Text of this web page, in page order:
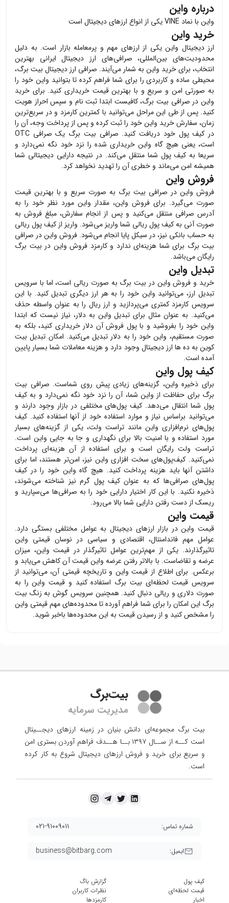
درباره واین
واین با نماد VINE یکی از انواع ارزهای دیجیتال است
خرید واین
ارز دیجیتال واین یکی از ارزهای مهم و پرمعامله بازار است. به دلیل
محدودیت‌های بین‌المللی، صرافی‌های ارز دیجیتال ایرانی بهترین
انتخاب، برای خرید واین به شمار می‌آیند. صرافی ارز دیجیتال بیت برگ،
محیطی ساده و کاربردی را برای شما فراهم کرده تا بتوانید واین خود را
به صورتی امن و سریع و با بهترین قیمت خریداری کنید. برای خرید
واین در صرافی بیت برگ، کافیست ابتدا ثبت نام و سپس احراز هویت
کنید. پس از طی این مراحل می‌توانید با کمترین کارمزد و در سریع‌ترین
زمان، سفارش خرید واینخود را ثبت کرده و پس از پرداخت وجه، آن را
در کیف پول خود دریافت کنید. صرافی بیت برگ یک صرافی OTC
است، یعنی هیچ گاه واین خریداری شده را نزد خود نگه نمی‌دارد و
سریعا به کیف پول شما منتقل می‌کند. در نتیجه دارایی دیجیتالی شما
همیشه امن می‌ماند و خطری آن را تهدید نخواهد کرد.
فروش واین
فروش واین در صرافی بیت برگ به صورت سریع و با بهترین قیمت
صورت می‌گیرد. برای فروش واین، مقدار واین مورد نظر خود را به
آدرس صرافی منتقل می‌کنید و پس از انجام سفارش، مبلغ فروش به
صورت آنی به کیف پول ریالی شما واریز می‌شود. واریز از کیف پول ریالی
به حساب بانکی نیز، در سیکل پایا انجام می‌شود. فروش وایندر صرافی
بیت برگ برای شما هزینه‌ای ندارد و کارمزد فروش واین در بیت برگ
رایگان می‌باشد.
تبدیل واین
خرید و فروش واین در بیت برگ به صورت ریالی است، اما با سرویس
تبدیل ارز، می‌توانید واین خود را به هر ارز دیگری تبدیل کنید. با این
سرویس کارمزد کمتری می‌پردازید و ارز ریال را به عنوان واسطه حذف
می‌کنید. به عنوان مثال برای تبدیل واین به دلار، نیاز نیست که ابتدا
واین خود را بفروشید و با پول فروش آن دلار خریداری کنید، بلکه به
صورت مستقیم، واینخود را به دلار تبدیل می‌کنید. امکان تبدیل بیت
کوین به ده ها ارز دیجیتال وجود دارد و هزینه معاملات شما بسیار پایین
آمده است.
کیف پول واین
برای ذخیره واین، گزینه‌های زیادی پیش روی شماست. صرافی بیت
برگ برای حفاظت از واین شما، آن را نزد خود نگه نمی‌دارد و به کیف
پول شما انتقال می‌دهد. کیف پول‌های مختلفی در بازار وجود دارند و
می‌توانید براساس نیاز و موارد استفاده خود از آنها استفاده کنید. کیف
پول‌های نرم‌افزاری واین مانند تراست ولت، یکی از گزینه‌های بسیار
مورد استفاده و با امنیت بالا برای نگهداری و جا به جایی واین است.
تراست ولت رایگان است و برای استفاده از آن هزینه‌ای پرداخت
نمی‌کنید. کیف‌پول‌های سخت افزاری واین نیز، امن‌تر هستند، اما برای
داشتن آنها باید هزینه پرداخت کنید. هیچ گاه واین خود را در کیف
پول‌های صرافی‌ها که به عنوان کیف پول گرم نیز شناخته می‌شوند،
ذخیره نکنید. با این کار اختیار دارایی خود را به صرافی‌ها می‌سپارید و
ریسک از دست رفتن دارایی شما بالا می‌رود.
قیمت واین
قیمت وایندر بازار ارزهای دیجیتال به عوامل مختلفی بستگی دارد.
عوامل مهم فاندامنتال، اقتصادی و سیاسی در نوسان قیمتی واین
تاثیرگذارند. یکی از مهم‌ترین عوامل تاثیرگذار در قیمت واین، میزان
عرضه و تقاضاست. با بالاتر رفتن عرضه واینقیمت آن کاهش می‌یابد و
برعکس. برای اطلاع از قیمت واین و تاریخچه قیمتی آن، می‌توانید از
سرویس قیمت لحظه‌ای بیت برگ استفاده کنید و قیمت واینرا به
صورت دلاری و ریالی دنبال کنید. همچنین سرویس گوش به زنگ بیت
برگ این امکان را برای شما فراهم آورده تا محدوده‌های مهم قیمتی واین
را مشخص کنید و از رسیدن قیمت به این محدوده‌ها باخبر شوید.
بیت برگ مجموعه‌ای دانش بنیان در زمینه ارزهای دیجــیتال
است کــه از ســال ۱۳۹۷ بــا هــدف فراهم آوردن
بستری امن
و سریع برای خرید و فروش ارزهای دیجیتال شروع به کار کرده
است.
ایمیل: business@bitbarg.com
شماره تماس: ۰۲۱-۹۱۰۰۹۰۱۱
کیف پول
قیمت لحظه‌ای
اخبار
گزارش باگ
نظرات کاربران
کارمزد‌ها